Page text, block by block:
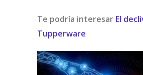
Te podría interesar El
Tupperware